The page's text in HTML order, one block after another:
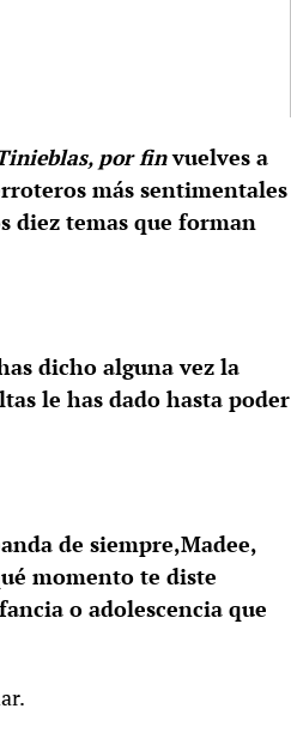
por finvuelves a
más sentimentales
diez temas que forman
dicho alguna vez la
le has dado hasta poder
de siempre,Madee,
momento te diste
o adolescencia que